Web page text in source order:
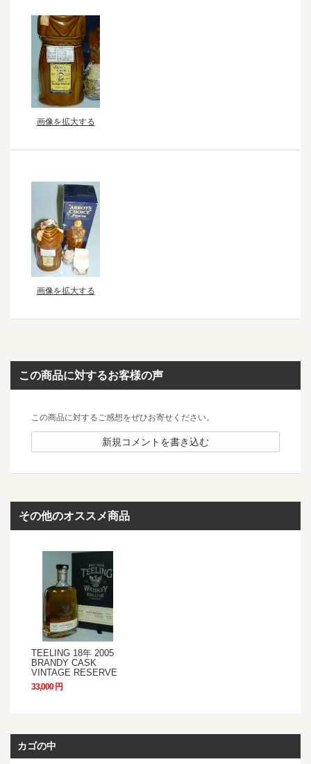
画像を拡大する
画像を拡大する
この商品に対するお客様の声
この商品に対するご感想をぜひお寄せください。
新規コメントを書き込む
その他のオススメ商品
TEELING 18年 2005
BRANDY CASK
VINTAGE RESERVE
33,000 円
カゴの中